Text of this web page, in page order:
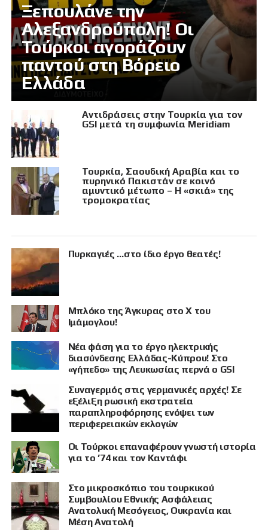
Ξεπουλάνε την
Αλεξανδρούπολη! Οι
Τούρκοι αγοράζουν
παντού στη Βόρειο
Ελλάδα
Αντιδράσεις στην Τουρκία για τον
GSI μετά τη συμφωνία Meridiam
Τουρκία, Σαουδική Αραβία και το
πυρηνικό Πακιστάν σε κοινό
αμυντικό μέτωπο – Η «σκιά» της
τρομοκρατίας
Πυρκαγιές …στο ίδιο έργο θεατές!
Μπλόκο της Άγκυρας στο X του
Ιμάμογλου!
Νέα φάση για το έργο ηλεκτρικής
διασύνδεσης Ελλάδας-Κύπρου! Στο
«γήπεδο» της Λευκωσίας περνά ο GSI
Συναγερμός στις γερμανικές αρχές! Σε
εξέλιξη ρωσική εκστρατεία
παραπληροφόρησης ενόψει των
περιφερειακών εκλογών
Οι Τούρκοι επαναφέρουν γνωστή ιστορία
για το ’74 και τον Καντάφι
Στο μικροσκόπιο του τουρκικού
Συμβουλίου Εθνικής Ασφάλειας
Ανατολική Μεσόγειος, Ουκρανία και
Μέση Ανατολή